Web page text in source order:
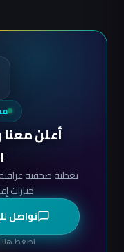
أعلن
تغطية صحفية
خيارات
تواصل للإعلان:
اضغط هنا